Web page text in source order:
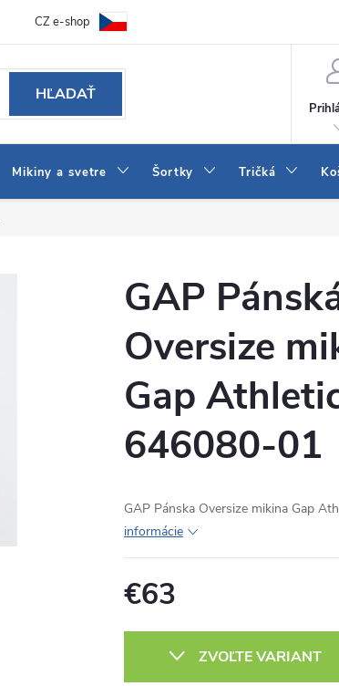
Ako vybrať džínsy Wrangler a LEE
CZ e-shop
HĽADAŤ
Mikiny a svetre Šortky Tričká
GAP
Oversize
Gap
646080-01
GAP Pánska Oversize mikina Gap
informácie
€63
ZVOĽTE VARIANT